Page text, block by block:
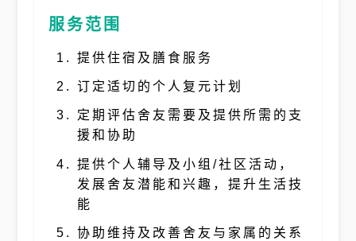
服务范围
提供住宿及膳食服务
订定适切的个人复元计划
定期评估舍友需要及提供所需的支
援和协助
提供个人辅导及小组/社区活动，
发展舍友潜能和兴趣，提升生活技
能
协助维持及改善舍友与家属的关系